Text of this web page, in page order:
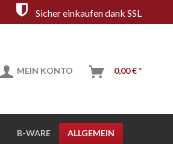
Sicher einkaufen dank SSL
MEIN KONTO 0,00 € *
B-WARE ALLGEMEIN